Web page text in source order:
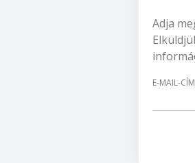
Adja
E-MAIL-CÍM